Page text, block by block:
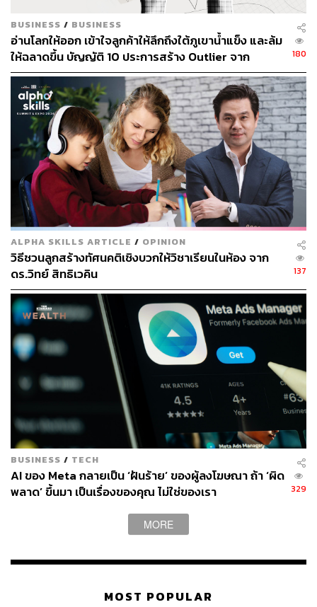
BUSINESS / BUSINESS
อ่านโลกให้ออก เข้าใจลูกค้าให้ลึกถึงใต้ภูเขาน้ำแข็ง และล้ม
ให้ฉลาดขึ้น บัญญัติ 10 ประการสร้าง Outlier จาก
กระทิง-เรืองโรจน์
180
ALPHA SKILLS ARTICLE / OPINION
วิธีชวนลูกสร้างทัศนคติเชิงบวกให้วิชาเรียนในห้อง จาก
ดร.วิทย์ สิทธิเวคิน
137
BUSINESS / TECH
AI ของ Meta กลายเป็น ‘ฝันร้าย’ ของผู้ลงโฆษณา ถ้า ‘ผิด
พลาด’ ขึ้นมา เป็นเรื่องของคุณ ไม่ใช่ของเรา
329
MORE
MOST POPULAR